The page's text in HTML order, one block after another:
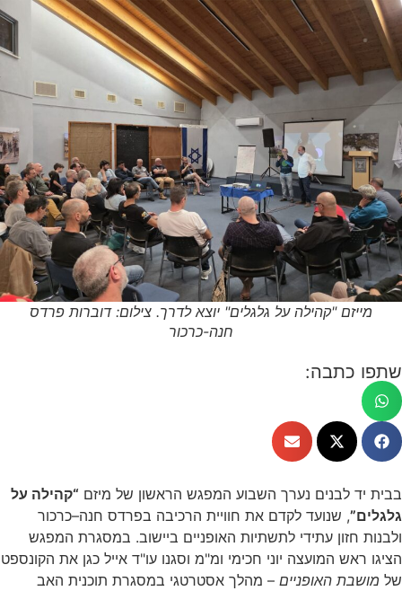
מייזם "קהילה על גלגלים" יוצא לדרך. צילום: דוברות פרדס
חנה-כרכור
שתפו כתבה:
בבית יד לבנים נערך השבוע המפגש הראשון של מיזם “קהילה על
גלגלים”, שנועד לקדם את חוויית הרכיבה בפרדס חנה–כרכור
ולבנות חזון עתידי לתשתיות האופניים ביישוב. במסגרת המפגש
הציגו ראש המועצה יוני חכימי ומ"מ וסגנו עו"ד אייל כגן את הקונספט
של מושבת האופניים – מהלך אסטרטגי במסגרת תוכנית האב